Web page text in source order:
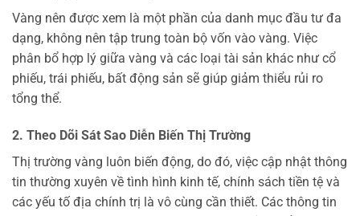
Vàng nên được xem là một phần của danh mục đầu tư đa
dạng, không nên tập trung toàn bộ vốn vào vàng. Việc
phân bổ hợp lý giữa vàng và các loại tài sản khác như cổ
phiếu, trái phiếu, bất động sản sẽ giúp giảm thiểu rủi ro
tổng thể.
2. Theo Dõi Sát Sao Diễn Biến Thị Trường
Thị trường vàng luôn biến động, do đó, việc cập nhật thông
tin thường xuyên về tình hình kinh tế, chính sách tiền tệ và
các yếu tố địa chính trị là vô cùng cần thiết. Các thông tin